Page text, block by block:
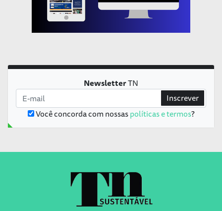
NewsletterTN
Você concorda com nossaspolíticas e termos?
Inscrever